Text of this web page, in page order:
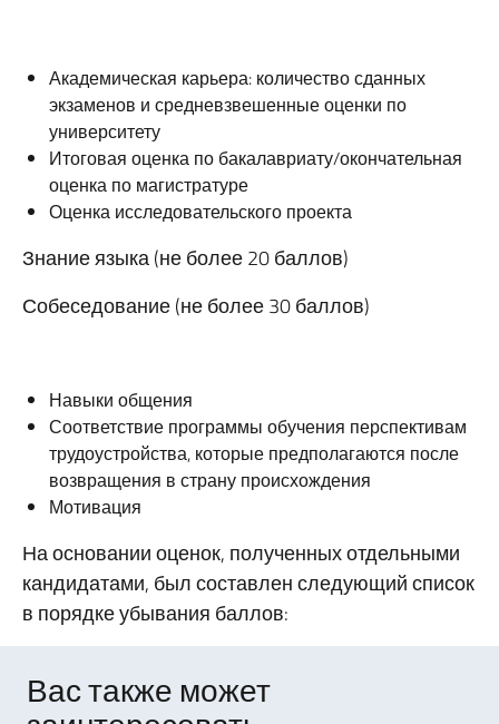
Академическая карьера: количество сданных
экзаменов и средневзвешенные оценки по
университету
Итоговая оценка по бакалавриату/окончательная
оценка по магистратуре
Оценка исследовательского проекта
Знание языка (не более 20 баллов)
Собеседование (не более 30 баллов)
Навыки общения
Соответствие программы обучения перспективам
трудоустройства, которые предполагаются после
возвращения в страну происхождения
Мотивация
На основании оценок, полученных отдельными
кандидатами, был составлен следующий список
в порядке убывания баллов:
Вас также может